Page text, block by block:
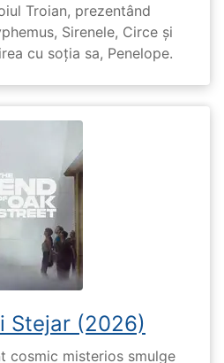
Troian, prezentând
Sirenele, Circe și
cu soția sa, Penelope.
Stejar (2026)
cosmic misterios smulge